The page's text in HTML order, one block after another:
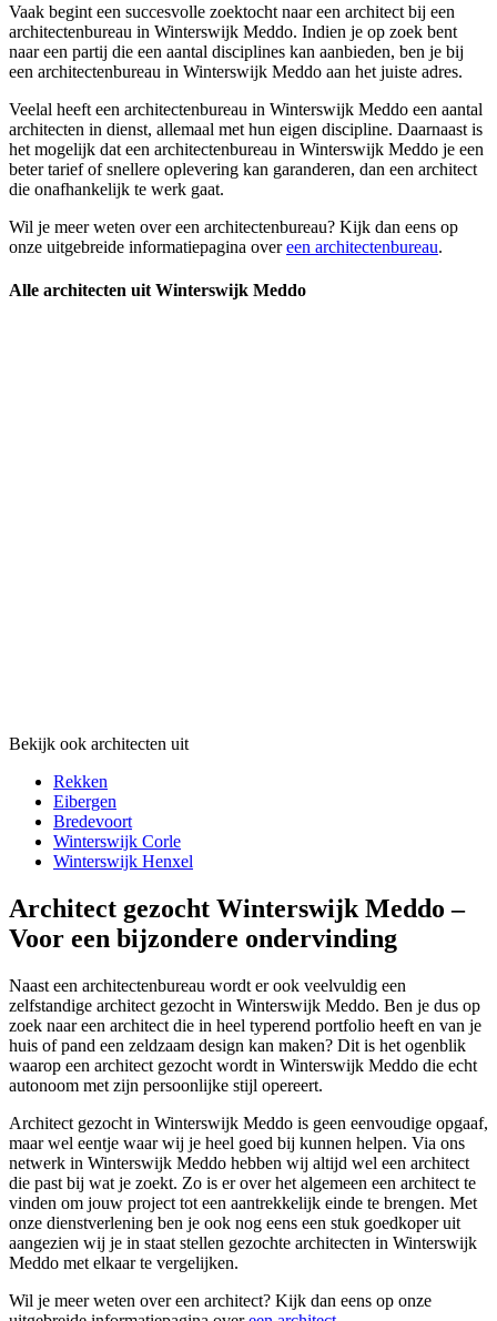
Vaak begint een succesvolle zoektocht naar een architect bij een
architectenbureau in Winterswijk Meddo. Indien je op zoek bent
naar een partij die een aantal disciplines kan aanbieden, ben je bij
een architectenbureau in Winterswijk Meddo aan het juiste adres.
Veelal heeft een architectenbureau in Winterswijk Meddo een aantal
architecten in dienst, allemaal met hun eigen discipline. Daarnaast is
het mogelijk dat een architectenbureau in Winterswijk Meddo je een
beter tarief of snellere oplevering kan garanderen, dan een architect
die onafhankelijk te werk gaat.
Wil je meer weten over een architectenbureau? Kijk dan eens op
onze uitgebreide informatiepagina overeen architectenbureau.
Alle architecten uit Winterswijk Meddo
Bekijk ook architecten uit
Rekken
Eibergen
Bredevoort
Winterswijk Corle
Winterswijk Henxel
Architect gezocht Winterswijk Meddo –
Voor een bijzondere ondervinding
Naast een architectenbureau wordt er ook veelvuldig een
zelfstandige architect gezocht in Winterswijk Meddo. Ben je dus op
zoek naar een architect die in heel typerend portfolio heeft en van je
huis of pand een zeldzaam design kan maken? Dit is het ogenblik
waarop een architect gezocht wordt in Winterswijk Meddo die echt
autonoom met zijn persoonlijke stijl opereert.
Architect gezocht in Winterswijk Meddo is geen eenvoudige opgaaf,
maar wel eentje waar wij je heel goed bij kunnen helpen. Via ons
netwerk in Winterswijk Meddo hebben wij altijd wel een architect
die past bij wat je zoekt. Zo is er over het algemeen een architect te
vinden om jouw project tot een aantrekkelijk einde te brengen. Met
onze dienstverlening ben je ook nog eens een stuk goedkoper uit
aangezien wij je in staat stellen gezochte architecten in Winterswijk
Meddo met elkaar te vergelijken.
Wil je meer weten over een architect? Kijk dan eens op onze